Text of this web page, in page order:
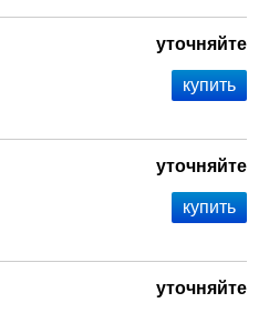
уточняйте
уточняйте
уточняйте